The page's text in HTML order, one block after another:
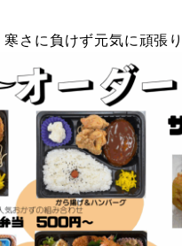
さに負けず元気に頑張